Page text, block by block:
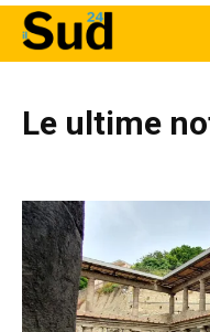
Le ultime